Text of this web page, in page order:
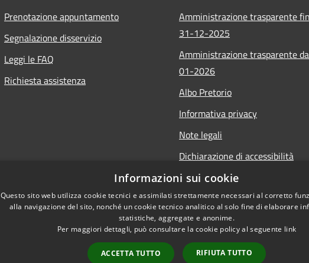
Prenotazione appuntamento
Segnalazione disservizio
Leggi le FAQ
Richiesta assistenza
Amministrazione trasparente
31-12-2025
Amministrazione trasparente
01-2026
Albo Pretorio
Informativa privacy
Note legali
Dichiarazione di accessibilità
Copyright © 2026 •
Informazioni sui cookie
Questo sito web utilizza cookie tecnici e assimilati strettamente necessari al corretto
alla navigazione del sito, nonché un cookie tecnico analitico al solo fine di elaborare
statistiche, aggregate e anonime.
Per maggiori dettagli, può consultare la cookie policy al seguente link
ACCETTA TUTTO RIFIUTA TUTTO